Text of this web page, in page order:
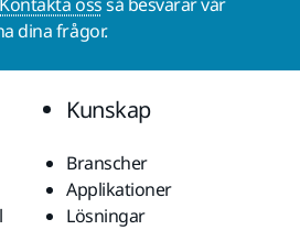
dina frågor.
Kunskap
Branscher
Applikationer
Lösningar